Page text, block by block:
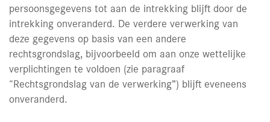
persoonsgegevens tot aan de intrekking blijft door de
intrekking onveranderd. De verdere verwerking van
deze gegevens op basis van een andere
rechtsgrondslag, bijvoorbeeld om aan onze wettelijke
verplichtingen te voldoen (zie paragraaf
“Rechtsgrondslag van de verwerking”) blijft eveneens
onveranderd.